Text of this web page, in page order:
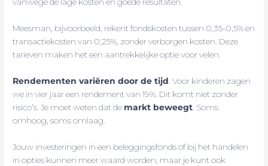
vanwege de lage kosten en goede resultaten.
Meesman, bijvoorbeeld, rekent fondskosten tussen 0,35-0,5% en
transactiekosten van 0,25%, zonder verborgen kosten. Deze
tarieven maken het een aantrekkelijke optie voor velen.
Rendementen variëren door de tijd. Voor kinderen zagen
we in vier jaar een rendement van 19%. Dit komt niet zonder
risico’s. Je moet weten dat de markt beweegt. Soms
omhoog, soms omlaag.
Jouw investeringen in een beleggingsfonds of bij het handelen
in opties kunnen meer waard worden, maar je kunt ook